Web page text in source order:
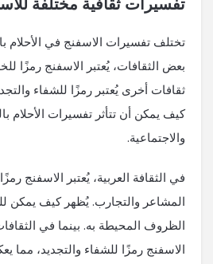
تختلف تفسيرات الاسفنج في الأحلام
بعض الثقافات، يُعتبر الاسفنج رمزًا
ثقافات أخرى يُعتبر رمزًا للشفاء
كيف يمكن أن تتأثر تفسيرات الأحلام
والاجتماعية.
في الثقافة العربية، يُعتبر الاسفنج
المشاعر والتجارب. يُظهر كيف يمكن
الظروف المحيطة به. بينما في الثقافات
الاسفنج رمزًا للشفاء والتجديد، مما